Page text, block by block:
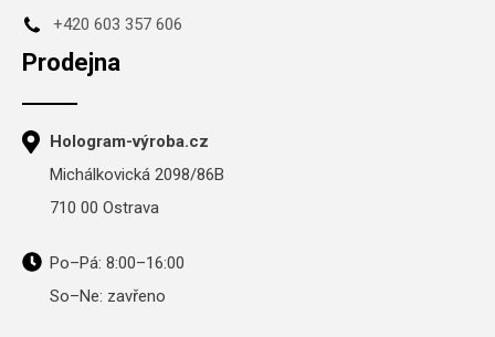
+420 603 357 606
Prodejna
Hologram-výroba.cz
Michálkovická 2098/86B
710 00 Ostrava
Po–Pá: 8:00–16:00
So–Ne: zavřeno